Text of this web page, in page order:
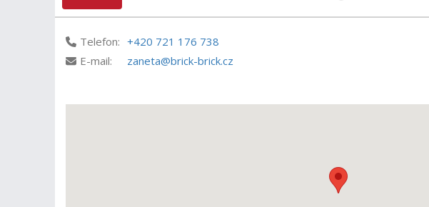
Telefon: +420 721 176 738
E-mail:
zaneta@brick-brick.cz